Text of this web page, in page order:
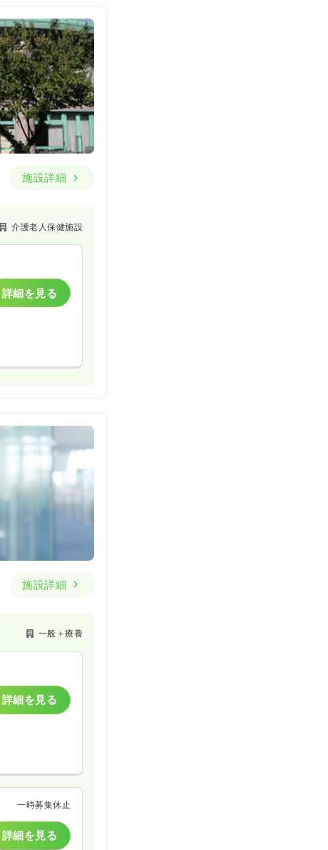
施設詳細
介護老人保健施設
詳細を見る
施設詳細
一般＋療養
詳細を見る
一時募集休止
詳細を見る